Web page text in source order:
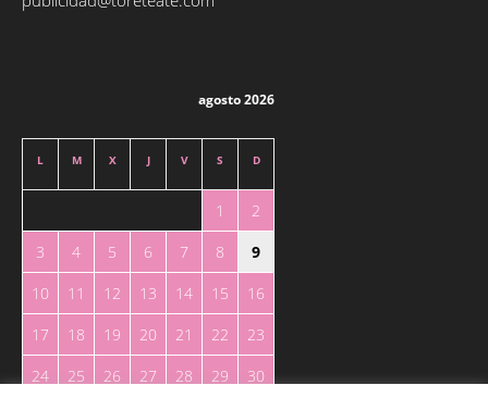
agosto 2026
L M X J V S D
1
2
3
4 5 6 7 8
9
10
11 12 13 14 15
16
17
18 19 20 21 22
23
24
25 26 27 28 29
30